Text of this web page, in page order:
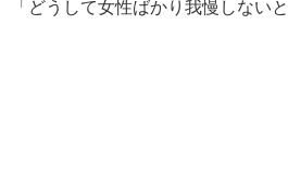
「どうして女性ばかり我慢しない